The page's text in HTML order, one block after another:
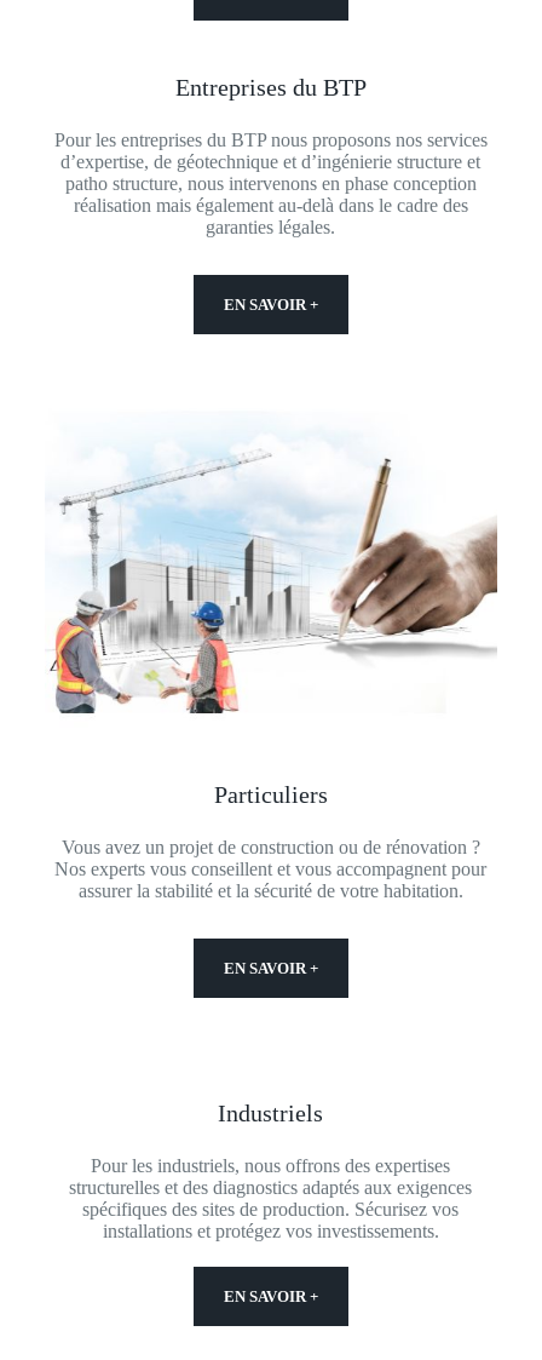
Entreprises du BTP
Pour les entreprises du BTP nous proposons nos services
d’expertise, de géotechnique et d’ingénierie structure et
patho structure, nous intervenons en phase conception
réalisation mais également au-delà dans le cadre des
garanties légales.
EN SAVOIR +
Particuliers
Vous avez un projet de construction ou de rénovation ?
Nos experts vous conseillent et vous accompagnent pour
assurer la stabilité et la sécurité de votre habitation.
EN SAVOIR +
Industriels
Pour les industriels, nous offrons des expertises
structurelles et des diagnostics adaptés aux exigences
spécifiques des sites de production. Sécurisez vos
installations et protégez vos investissements.
EN SAVOIR +